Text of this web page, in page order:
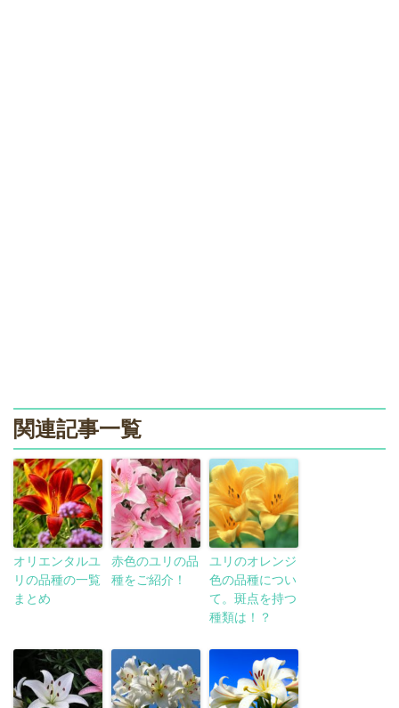
関連記事一覧
オリエンタルユ
リの品種の一覧
まとめ
赤色のユリの品
種をご紹介！
ユリのオレンジ
色の品種につい
て。斑点を持つ
種類は！？